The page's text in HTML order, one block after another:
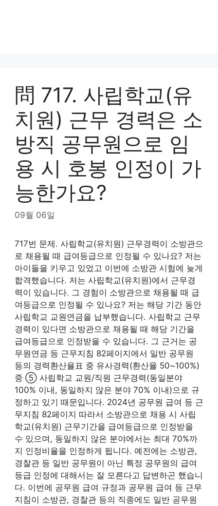
問 717. 사립학교(유
치원) 근무 경력은 소
방직 공무원으로 임
용 시 호봉 인정이 가
능한가요?
09월 06일
717번 문제. 사립학교(유치원) 근무경력이 소방관으
로 채용될 때 급여등급으로 인정될 수 있나요? 저는
아이들을 키우고 있었고 이번에 소방관 시험에 늦게
합격했습니다. 저는 사립학교(유치원)에서 근무경
력이 있습니다. 그 경험이 소방관으로 채용될 때 급
여등급으로 인정될 수 있나요? 저는 해당 기간 동안
사립학교 교원연금을 납부했습니다. 사립학교 근무
경력이 있다면 소방관으로 채용될 때 해당 기간을
급여등급으로 인정받을 수 있습니다. 그 근거는 공
무원연금 등 근무지침 82페이지에서 일반 공무원
등의 경력환산율표 중 유사경력(환산율 50~100%)
중 ⑤ 사립학교 교원/직원 근무경력(동일분야
100% 이내, 동일하지 않은 분야 70% 이내)으로 규
정하고 있기 때문입니다. 2024년 공무원 급여 등 근
무지침 82페이지 따라서 소방관으로 채용 시 사립
학교(유치원) 근무기간을 급여등급으로 인정받을
수 있으며, 동일하지 않은 분야에서는 최대 70%까
지 인정비율을 인정하게 됩니다. 예전에는 소방관,
경찰관 등 일반 공무원이 아닌 특정 공무원의 급여
등급 인정에 대해서는 잘 모른다고 답변하곤 했습니
다. 이번에 공무원 급여 규정과 공무원 급여 등 근무
지침이 소방관, 경찰관 등의 직종에도 일반 공무원